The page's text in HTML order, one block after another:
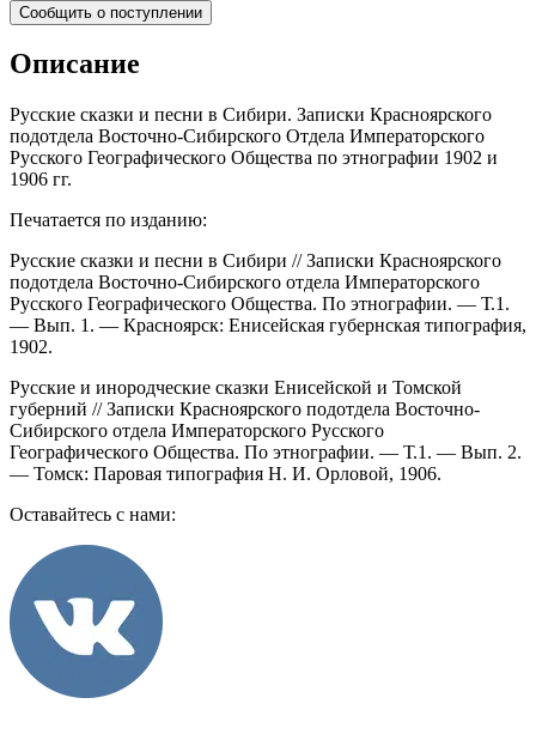
Сообщить о поступлении
Описание
Русские сказки и песни в Сибири. Записки Красноярского
подотдела Восточно-Сибирского Отдела Императорского
Русского Географического Общества по этнографии 1902 и
1906 гг.
Печатается по изданию:
Русские сказки и песни в Сибири // Записки Красноярского
подотдела Восточно-Сибирского отдела Императорского
Русского Географического Общества. По этнографии. — Т.1.
— Вып. 1. — Красноярск: Енисейская губернская типография,
1902.
Русские и инородческие сказки Енисейской и Томской
губерний // Записки Красноярского подотдела Восточно-
Сибирского отдела Императорского Русского
Географического Общества. По этнографии. — Т.1. — Вып. 2.
— Томск: Паровая типография Н. И. Орловой, 1906.
Оставайтесь с нами: